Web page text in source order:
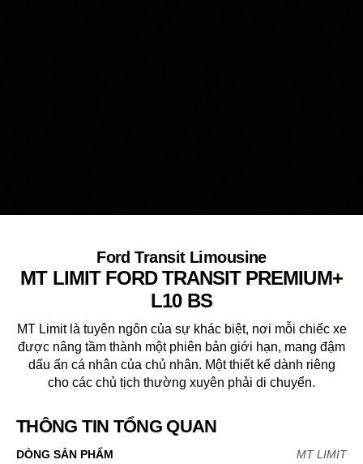
Ford Transit Limousine
MT LIMIT FORD TRANSIT PREMIUM+
L10 BS
MT Limit là tuyên ngôn của sự khác biệt, nơi mỗi chiếc xe
được nâng tầm thành một phiên bản giới hạn, mang đậm
dấu ấn cá nhân của chủ nhân. Một thiết kế dành riêng
cho các chủ tịch thường xuyên phải di chuyển.
THÔNG TIN TỔNG QUAN
DÒNG SẢN PHẨM MT LIMIT